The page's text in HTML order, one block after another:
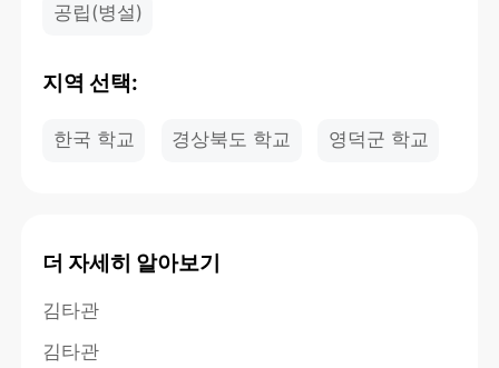
공립(병설)
지역 선택:
한국 학교 경상북도 학교 영덕군 학교
더 자세히 알아보기
김타관
김타관